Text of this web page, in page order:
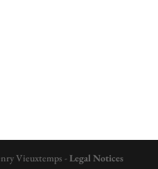
Vieuxtemps - Legal Notices